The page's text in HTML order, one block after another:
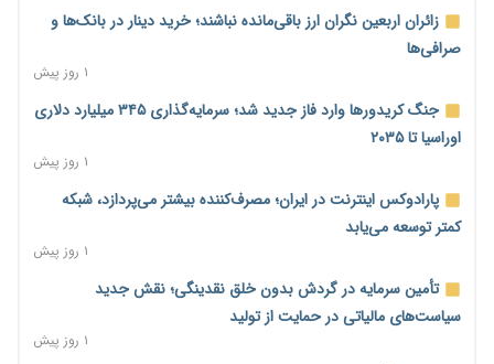
زائران اربعین نگران ارز باقی‌مانده نباشند؛ خرید دینار در بانک‌ها و
صرافی‌ها
۱ روز پیش
جنگ کریدورها وارد فاز جدید شد؛ سرمایه‌گذاری ۳۴۵ میلیارد دلاری
اوراسیا تا ۲۰۳۵
۱ روز پیش
پارادوکس اینترنت در ایران؛ مصرف‌کننده بیشتر می‌پردازد، شبکه
کمتر توسعه می‌یابد
۱ روز پیش
تأمین سرمایه در گردش بدون خلق نقدینگی؛ نقش جدید
سیاست‌های مالیاتی در حمایت از تولید
۱ روز پیش